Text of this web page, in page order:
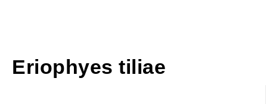
Eriophyes tiliae